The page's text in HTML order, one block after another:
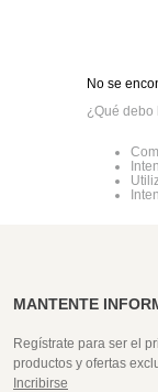
No se
¿Qué debo
MANTENTE
Regístrate para ser el
productos y ofertas
Incribirse